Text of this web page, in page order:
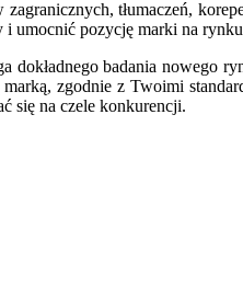
tłumaczeń,
i umocnić pozycję marki na
badania nowego
zgodnie z Twoimi
się na czele konkurencji.